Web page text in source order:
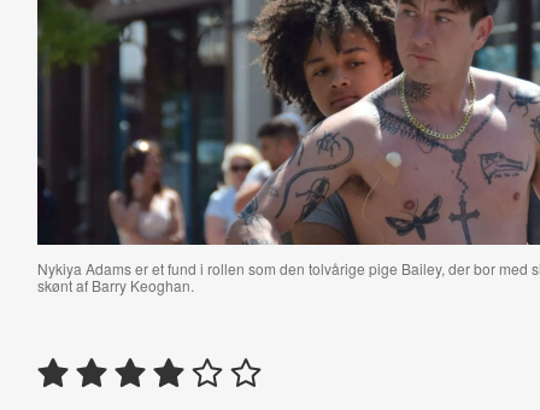
Nykiya Adams er et fund i rollen som den tolvårige pige Bailey, der bor med
skønt af Barry Keoghan.